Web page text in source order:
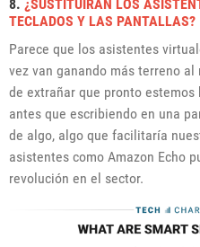
8. ¿SUSTITUIRÁN LOS
TECLADOS Y LAS PANTALLAS?
Parece que los asistentes
vez van ganando más terreno
de extrañar que pronto
antes que escribiendo en una
de algo, algo que facilitaría
asistentes como Amazon Echo
revolución en el sector.